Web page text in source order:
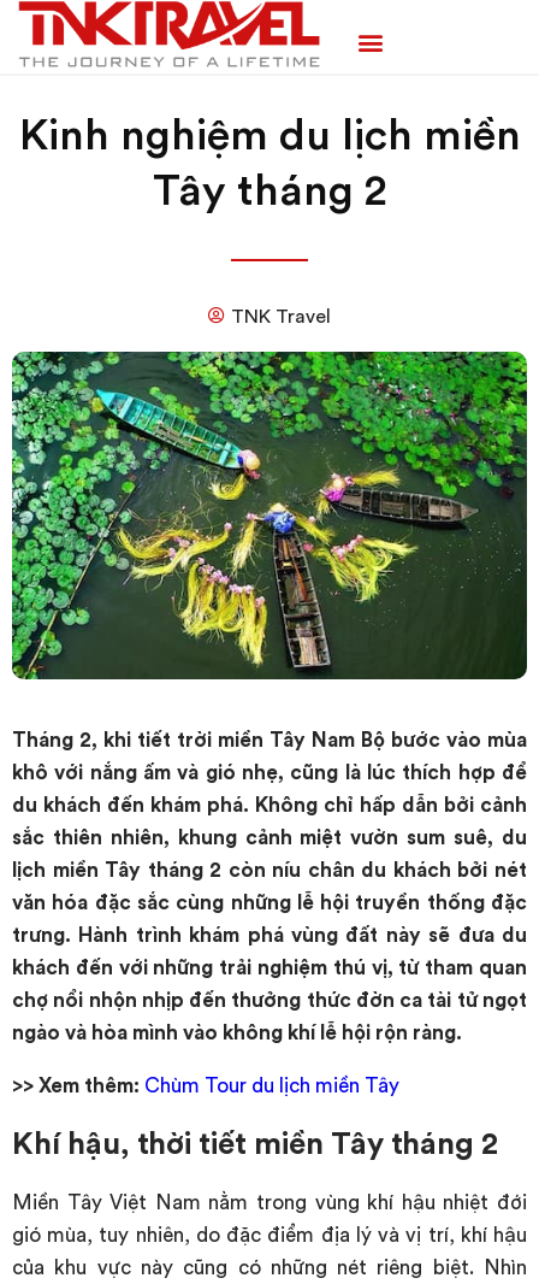
Kinh nghiệm du lịch miền
Tây tháng 2
TNK Travel
Tháng 2, khi tiết trời miền Tây Nam Bộ bước vào mùa
khô với nắng ấm và gió nhẹ, cũng là lúc thích hợp để
du khách đến khám phá. Không chỉ hấp dẫn bởi cảnh
sắc thiên nhiên, khung cảnh miệt vườn sum suê, du
lịch miền Tây tháng 2 còn níu chân du khách bởi nét
văn hóa đặc sắc cùng những lễ hội truyền thống đặc
trưng. Hành trình khám phá vùng đất này sẽ đưa du
khách đến với những trải nghiệm thú vị, từ tham quan
chợ nổi nhộn nhịp đến thưởng thức đờn ca tài tử ngọt
ngào và hòa mình vào không khí lễ hội rộn ràng.
>> Xem thêm: Chùm Tour du lịch miền Tây
Khí hậu, thời tiết miền Tây tháng 2
Miền Tây Việt Nam nằm trong vùng khí hậu nhiệt đới
gió mùa, tuy nhiên, do đặc điểm địa lý và vị trí, khí hậu
của khu vực này cũng có những nét riêng biệt. Nhìn